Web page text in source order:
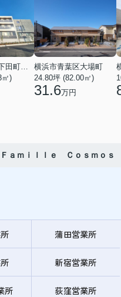
㎡)
横浜市青葉区大場町
24.80坪 (82.00㎡)
31.6万円
Ｆａｍｉｌｌｅ Ｃｏｓｍｏｓ
蒲田営業所
新宿営業所
所 荻窪営業所